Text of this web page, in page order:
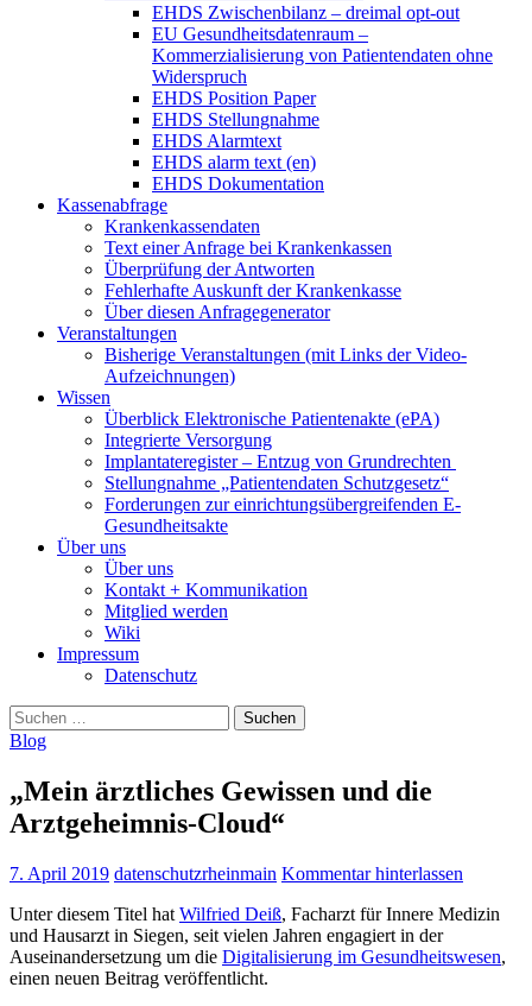
EHDS Zwischenbilanz – dreimal opt-out
EU Gesundheitsdatenraum –
Kommerzialisierung von Patientendaten ohne
Widerspruch
EHDS Position Paper
EHDS Stellungnahme
EHDS Alarmtext
EHDS alarm text (en)
EHDS Dokumentation
Kassenabfrage
Krankenkassendaten
Text einer Anfrage bei Krankenkassen
Überprüfung der Antworten
Fehlerhafte Auskunft der Krankenkasse
Über diesen Anfragegenerator
Veranstaltungen
Bisherige Veranstaltungen (mit Links der Video-
Aufzeichnungen)
Wissen
Überblick Elektronische Patientenakte (ePA)
Integrierte Versorgung
Implantateregister – Entzug von Grundrechten
Stellungnahme „Patientendaten Schutzgesetz“
Forderungen zur einrichtungsübergreifenden E-
Gesundheitsakte
Über uns
Über uns
Kontakt + Kommunikation
Mitglied werden
Wiki
Impressum
Datenschutz
Suchen
nach:
Blog
„Mein ärztliches Gewissen und die
Arztgeheimnis-Cloud“
7. April 2019 datenschutzrheinmain Kommentar hinterlassen
Unter diesem Titel hat Wilfried Deiß, Facharzt für Innere Medizin
und Hausarzt in Siegen, seit vielen Jahren engagiert in der
Auseinandersetzung um die Digitalisierung im Gesundheitswesen,
einen neuen Beitrag veröffentlicht.